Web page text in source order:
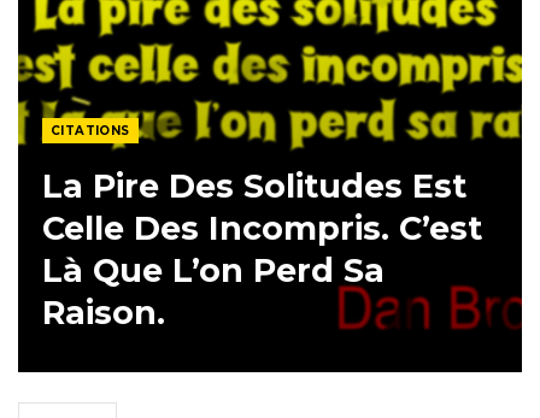
CITATIONS
La Pire Des Solitudes Est
Celle Des Incompris. C’est
Là Que L’on Perd Sa
Raison.